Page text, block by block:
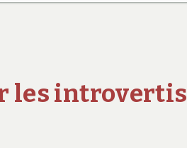
les introvertis